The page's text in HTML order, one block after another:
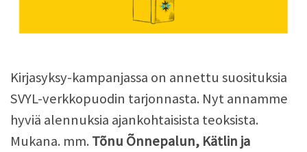
Kirjasyksy-kampanjassa on annettu suosituksia
SVYL-verkkopuodin tarjonnasta. Nyt annamme
hyviä alennuksia ajankohtaisista teoksista.
Mukana. mm. Tõnu Õnnepalun, Kätlin ja